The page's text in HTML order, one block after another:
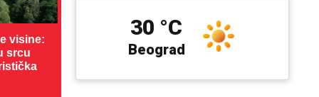
visine:
srcu
Beograd
30 °C